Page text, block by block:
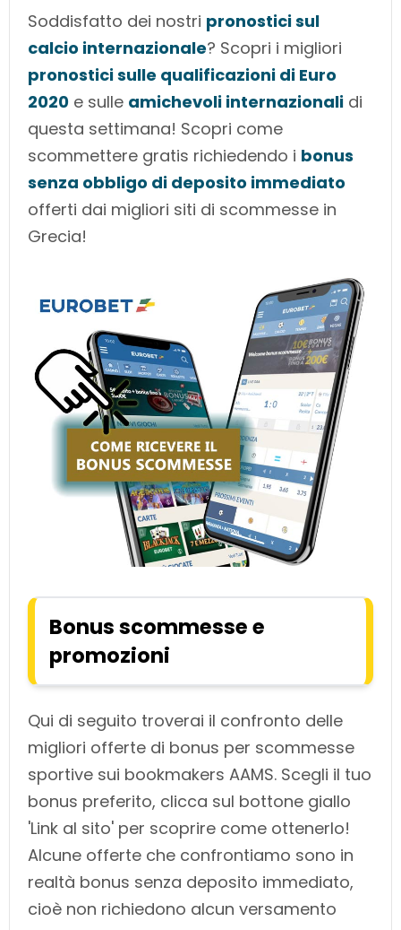
Soddisfatto dei nostri pronostici sul
calcio internazionale? Scopri i migliori
pronostici sulle qualificazioni di Euro
2020 e sulle amichevoli internazionali di
questa settimana! Scopri come
scommettere gratis richiedendo i bonus
senza obbligo di deposito immediato
offerti dai migliori siti di scommesse in
Grecia!
Bonus scommesse e
promozioni
Qui di seguito troverai il confronto delle
migliori offerte di bonus per scommesse
sportive sui bookmakers AAMS. Scegli il tuo
bonus preferito, clicca sul bottone giallo
'Link al sito' per scoprire come ottenerlo!
Alcune offerte che confrontiamo sono in
realtà bonus senza deposito immediato,
cioè non richiedono alcun versamento